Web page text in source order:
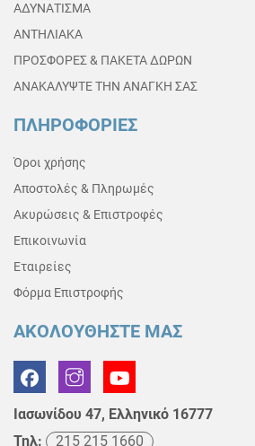
ΑΔΥΝΑΤΙΣΜΑ
ΑΝΤΗΛΙΑΚΑ
ΠΡΟΣΦΟΡΕΣ & ΠΑΚΕΤΑ ΔΩΡΩΝ
ΑΝΑΚΑΛΥΨΤΕ ΤΗΝ ΑΝΑΓΚΗ ΣΑΣ
ΠΛΗΡΟΦΟΡΙΕΣ
Όροι χρήσης
Αποστολές & Πληρωμές
Ακυρώσεις & Επιστροφές
Επικοινωνία
Εταιρείες
Φόρμα Επιστροφής
ΑΚΟΛΟΥΘΗΣΤΕ ΜΑΣ
Ιασωνίδου 47, Ελληνικό 16777
Τηλ:
215 215 1660